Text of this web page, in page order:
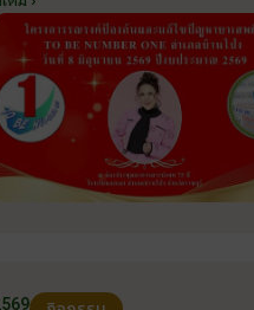
ป่ง ปีงบประมาณ 2569 ใ
ยนแกนนำ ในวันที่ 8 มิถุน